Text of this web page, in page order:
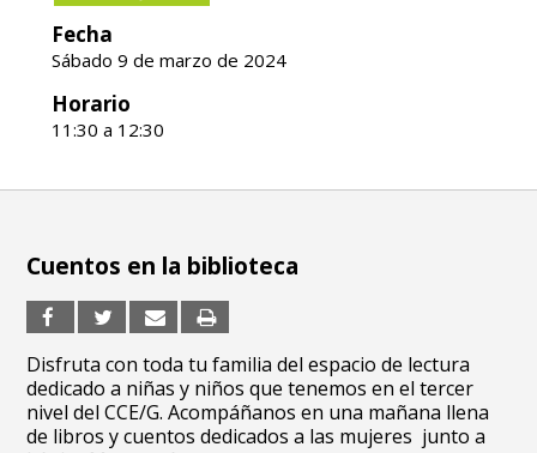
Fecha
Sábado 9 de marzo de 2024
Horario
11:30 a 12:30
Cuentos en la biblioteca
Disfruta con toda tu familia del espacio de lectura
dedicado a niñas y niños que tenemos en el tercer
nivel del CCE/G. Acompáñanos en una mañana llena
de libros y cuentos dedicados a las mujeres junto a